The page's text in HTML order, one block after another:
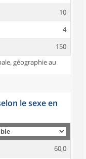
10
4
150
géographie au
le sexe en
60,0